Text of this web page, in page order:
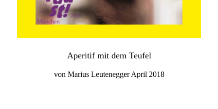
Aperitif mit dem Teufel
von Marius Leutenegger April 2018